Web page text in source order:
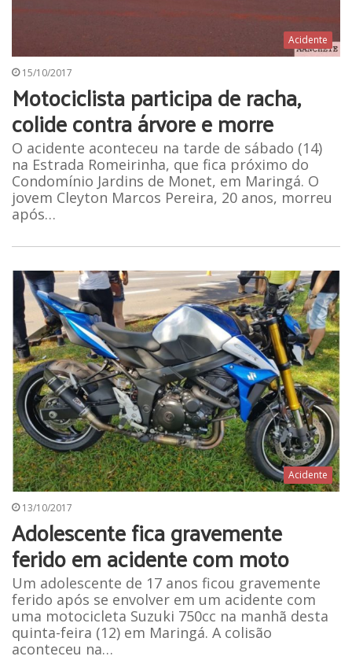
Acidente
15/10/2017
Motociclista participa de racha,
colide contra árvore e morre
O acidente aconteceu na tarde de sábado (14)
na Estrada Romeirinha, que fica próximo do
Condomínio Jardins de Monet, em Maringá. O
jovem Cleyton Marcos Pereira, 20 anos, morreu
após…
Acidente
13/10/2017
Adolescente fica gravemente
ferido em acidente com moto
Um adolescente de 17 anos ficou gravemente
ferido após se envolver em um acidente com
uma motocicleta Suzuki 750cc na manhã desta
quinta-feira (12) em Maringá. A colisão
aconteceu na…